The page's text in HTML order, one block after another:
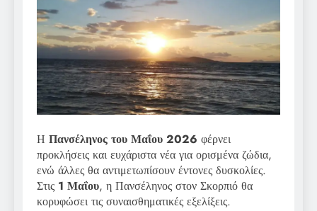
Η Πανσέληνος του Μαΐου 2026 φέρνει
προκλήσεις και ευχάριστα νέα για ορισμένα ζώδια,
ενώ άλλες θα αντιμετωπίσουν έντονες δυσκολίες.
Στις 1 Μαΐου, η Πανσέληνος στον Σκορπιό θα
κορυφώσει τις συναισθηματικές εξελίξεις.